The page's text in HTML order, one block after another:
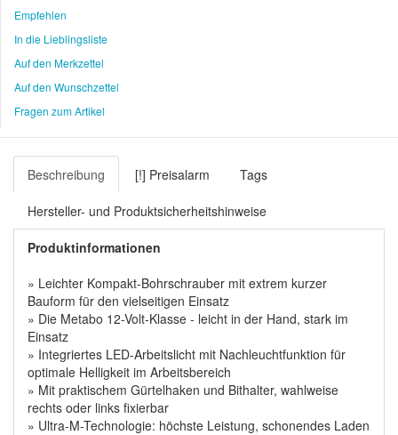
Empfehlen
In die Lieblingsliste
Auf den Merkzettel
Auf den Wunschzettel
Fragen zum Artikel
Beschreibung [!] Preisalarm Tags
Hersteller- und Produktsicherheitshinweise
Produktinformationen
» Leichter Kompakt-Bohrschrauber mit extrem kurzer
Bauform für den vielseitigen Einsatz
» Die Metabo 12-Volt-Klasse - leicht in der Hand, stark im
Einsatz
» Integriertes LED-Arbeitslicht mit Nachleuchtfunktion für
optimale Helligkeit im Arbeitsbereich
» Mit praktischem Gürtelhaken und Bithalter, wahlweise
rechts oder links fixierbar
» Ultra-M-Technologie: höchste Leistung, schonendes Laden